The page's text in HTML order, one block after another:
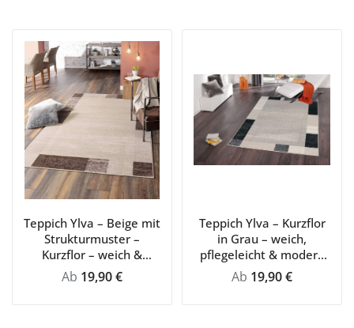
Teppich Ylva – Beige mit
Strukturmuster –
Kurzflor – weich &
pflegeleicht für
Wohnzimmer
Regulärer Preis:
Ab 19,90 €
Teppich Ylva – Kurzflor
in Grau – weich,
pflegeleicht & modern
für Wohnzimmer
Regulärer Preis:
Ab 19,90 €